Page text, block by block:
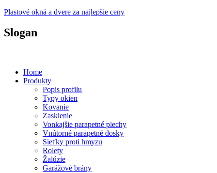
Plastové okná a dvere za najlepšie ceny
Slogan
Home
Produkty
Popis profilu
Typy okien
Kovanie
Zasklenie
Vonkajšie parapetné plechy
Vnútorné parapetné dosky
Sieťky proti hmyzu
Rolety
Žalúzie
Garážové brány